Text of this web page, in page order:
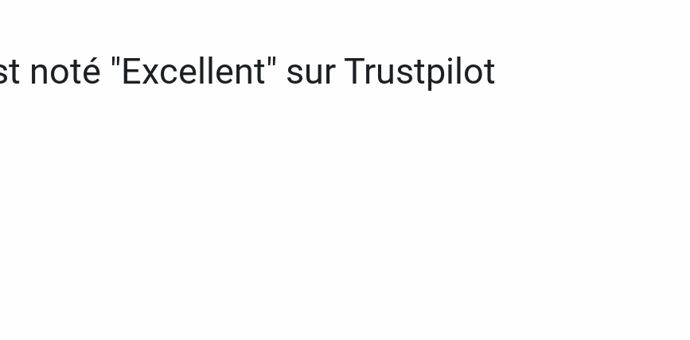
noté "Excellent" sur Trustpilot